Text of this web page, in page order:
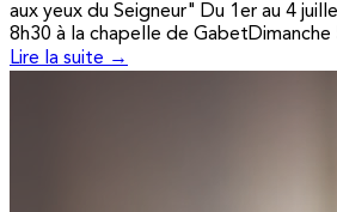
aux yeux du Seigneur" Du 1er au 4
8h30 à la chapelle de GabetDimanche
Lire la suite →